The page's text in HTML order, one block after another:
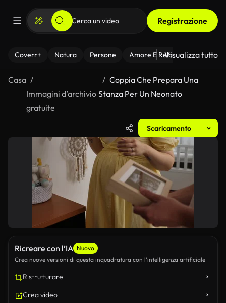
Registrazione
Coverr+ Natura Persone Amore E Relazioni Il
Visualizza tutto
Casa
Immagini d’archivio
gratuite
Coppia Che Prepara Una
Stanza Per Un Neonato
Scaricamento
Ricreare con l’IA Nuovo
Crea nuove versioni di questa inquadratura con l’intelligenza artificiale
Ristrutturare
Crea video